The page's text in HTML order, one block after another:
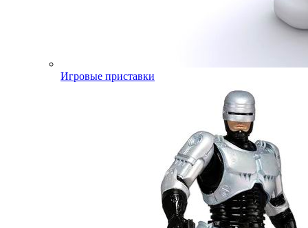
Игровые приставки